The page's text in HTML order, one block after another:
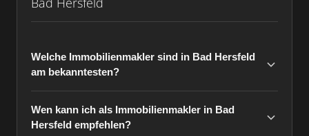
Welche Immobilienmakler sind in Bad Hersfeld
am bekanntesten?
Wen kann ich als Immobilienmakler in Bad
Hersfeld empfehlen?